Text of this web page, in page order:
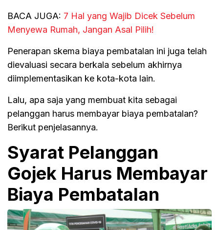
BACA JUGA: 7 Hal yang Wajib Dicek Sebelum
Menyewa Rumah, Jangan Asal Pilih!
Penerapan skema biaya pembatalan ini juga telah
dievaluasi secara berkala sebelum akhirnya
diimplementasikan ke kota-kota lain.
Lalu, apa saja yang membuat kita sebagai
pelanggan harus membayar biaya pembatalan?
Berikut penjelasannya.
Syarat Pelanggan
Gojek Harus Membayar
Biaya Pembatalan